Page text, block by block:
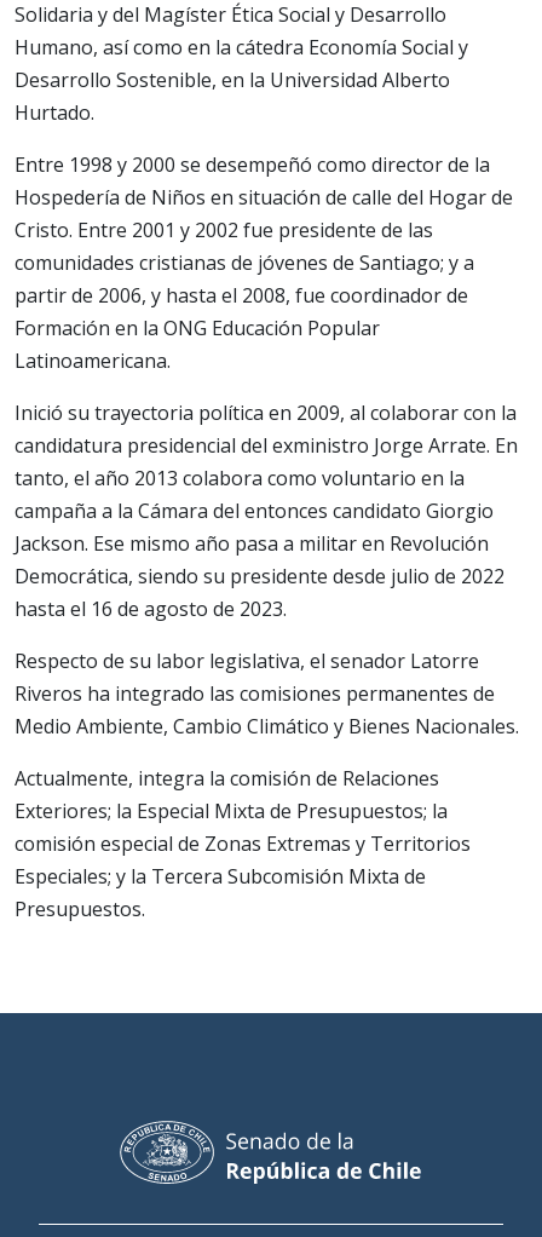
Solidaria y del Magíster Ética Social y Desarrollo
Humano, así como en la cátedra Economía Social y
Desarrollo Sostenible, en la Universidad Alberto
Hurtado.
Entre 1998 y 2000 se desempeñó como director de la
Hospedería de Niños en situación de calle del Hogar de
Cristo. Entre 2001 y 2002 fue presidente de las
comunidades cristianas de jóvenes de Santiago; y a
partir de 2006, y hasta el 2008, fue coordinador de
Formación en la ONG Educación Popular
Latinoamericana.
Inició su trayectoria política en 2009, al colaborar con la
candidatura presidencial del exministro Jorge Arrate. En
tanto, el año 2013 colabora como voluntario en la
campaña a la Cámara del entonces candidato Giorgio
Jackson. Ese mismo año pasa a militar en Revolución
Democrática, siendo su presidente desde julio de 2022
hasta el 16 de agosto de 2023.
Respecto de su labor legislativa, el senador Latorre
Riveros ha integrado las comisiones permanentes de
Medio Ambiente, Cambio Climático y Bienes Nacionales.
Actualmente, integra la comisión de Relaciones
Exteriores; la Especial Mixta de Presupuestos; la
comisión especial de Zonas Extremas y Territorios
Especiales; y la Tercera Subcomisión Mixta de
Presupuestos.